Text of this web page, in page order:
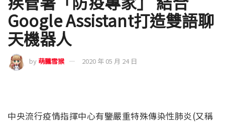
Google Assistant打造雙語聊
天機器人
by 萌朧雪猴 2020 年 05 月 24 日
中央流行疫情指揮中心有鑒嚴重特殊傳染性肺炎(又稱